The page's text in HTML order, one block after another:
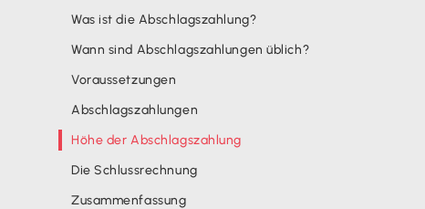
Was ist die Abschlagszahlung?
Wann sind Abschlagszahlungen üblich?
Voraussetzungen
Abschlagszahlungen
Höhe der Abschlagszahlung
Die Schlussrechnung
Zusammenfassung